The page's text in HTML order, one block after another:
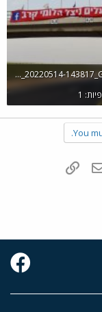
Screenshot_20220514-143817_Gallery.jpg
You
דואר אלקטרוני